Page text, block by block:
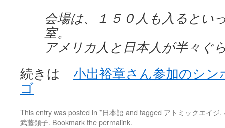
会場は、１５０人も入るとい
室。
アメリカ人と日本人が半々ぐ
続きは 小出裕章さん参加のシ
ゴ
This entry was posted in *日本語and tagged アトミックエイジ,
武藤類子. Bookmark thepermalink.